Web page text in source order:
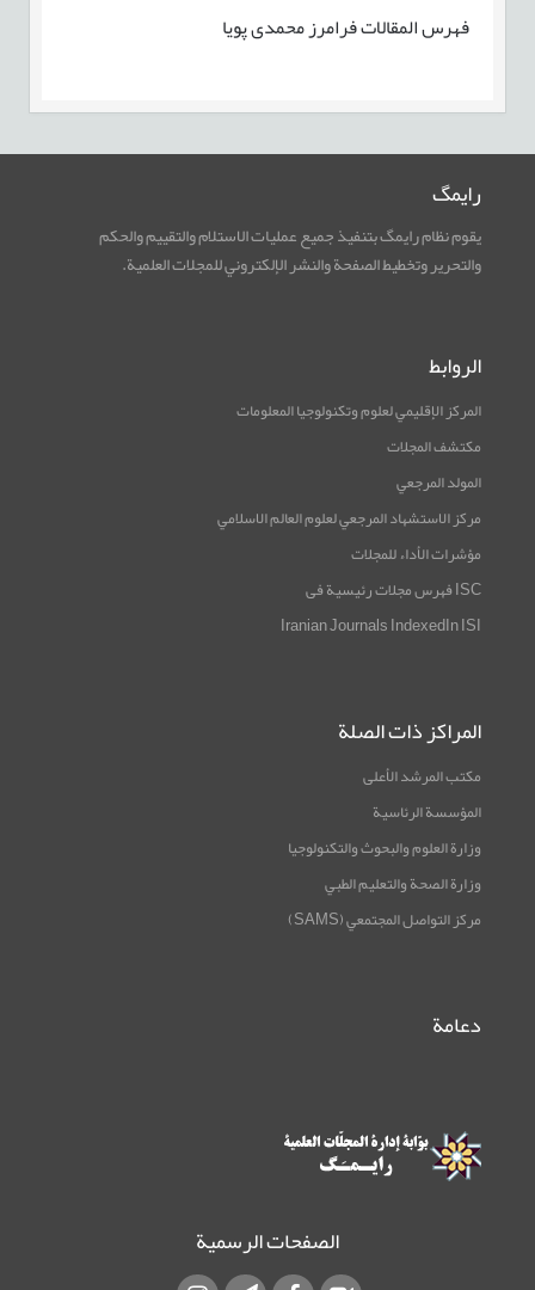
فهرس المقالاتفرامرز محمدی پویا
رایمگ
يقوم نظام رایمگ بتنفيذ جميع عمليات الاستلام والتقييم والحكم
والتحرير وتخطيط الصفحة والنشر الإلكتروني للمجلات العلمية.
الروابط
المركز الإقليمي لعلوم وتكنولوجيا المعلومات
مكتشف المجلات
المولد المرجعي
مرکز الاستشهاد المرجعي لعلوم العالم الاسلامي
مؤشرات الأداء للمجلات
ISC فهرس مجلات رئيسية فی
Iranian Journals IndexedIn ISI
المراكز ذات الصلة
مكتب المرشد الأعلى
المؤسسة الرئاسية
وزارة العلوم والبحوث والتكنولوجيا
وزارة الصحة والتعليم الطبي
مركز التواصل المجتمعي (SAMS)
دعامة
الصفحات الرسمية